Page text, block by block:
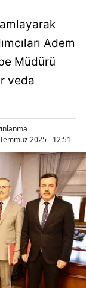
Bitlis
Adem
Müdürü
veda
2025 - 12:51